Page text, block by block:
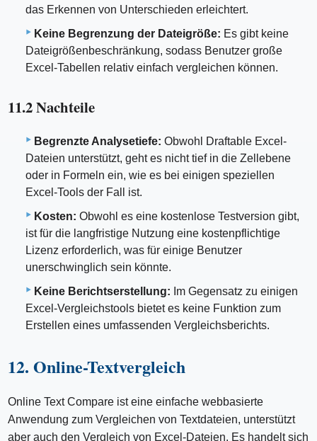
das Erkennen von Unterschieden erleichtert.
Keine Begrenzung der Dateigröße: Es gibt keine
Dateigrößenbeschränkung, sodass Benutzer große
Excel-Tabellen relativ einfach vergleichen können.
11.2 Nachteile
Begrenzte Analysetiefe: Obwohl Draftable Excel-
Dateien unterstützt, geht es nicht tief in die Zellebene
oder in Formeln ein, wie es bei einigen speziellen
Excel-Tools der Fall ist.
Kosten: Obwohl es eine kostenlose Testversion gibt,
ist für die langfristige Nutzung eine kostenpflichtige
Lizenz erforderlich, was für einige Benutzer
unerschwinglich sein könnte.
Keine Berichtserstellung: Im Gegensatz zu einigen
Excel-Vergleichstools bietet es keine Funktion zum
Erstellen eines umfassenden Vergleichsberichts.
12. Online-Textvergleich
Online Text Compare ist eine einfache webbasierte
Anwendung zum Vergleichen von Textdateien, unterstützt
aber auch den Vergleich von Excel-Dateien. Es handelt sich